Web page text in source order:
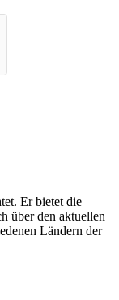
Er bietet die
über den aktuellen
Ländern der